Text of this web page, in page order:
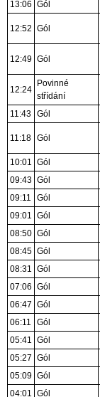
13:06
Gól
12:52 Gól
12:49 Gól
12:24
Povinné
střídání
11:43 Gól
11:18 Gól
10:01 Gól
09:43 Gól
09:11
Gól
09:01
Gól
08:50 Gól
08:45 Gól
08:31
Gól
07:06
Gól
06:47
Gól
06:11
Gól
05:41
Gól
05:27
Gól
05:09 Gól
04:01
Gól